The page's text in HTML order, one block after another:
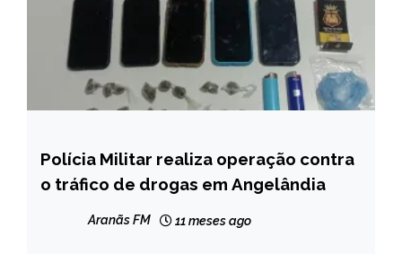
NOTÍCIAS
Polícia Militar realiza operação contra
o tráfico de drogas em Angelândia
Aranãs FM 11 meses ago